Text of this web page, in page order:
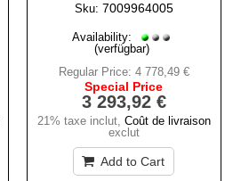
Sku: 7009964005
Availability:
(verfügbar)
Regular Price: 4 778,49 €
Special Price
3 293,92 €
21% taxe inclut, Coût de livraison
exclut
Add to Cart